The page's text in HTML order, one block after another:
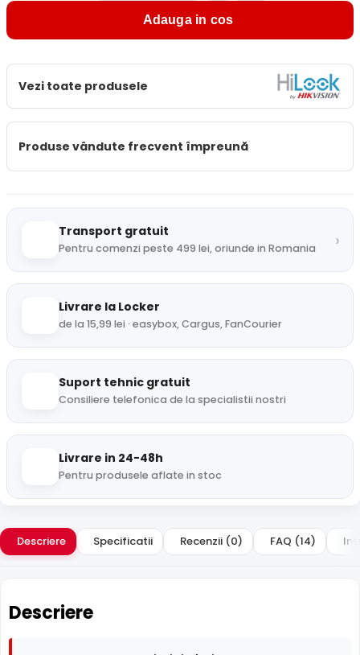
Adauga in cos
Vezi toate produsele
Produse vândute frecvent împreună
Transport gratuit
Pentru comenzi peste 499 lei, oriunde in Romania ›
Livrare la Locker
de la 15,99 lei · easybox, Cargus, FanCourier
Suport tehnic gratuit
Consiliere telefonica de la specialistii nostri
Livrare in 24-48h
Pentru produsele aflate in stoc
Descriere Specificatii Recenzii (0) FAQ (14)
Descriere